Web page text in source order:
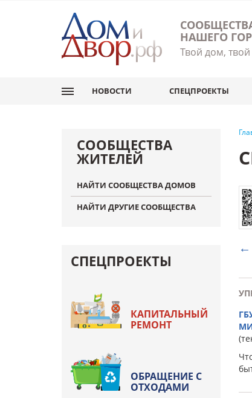
НАШЕГО
Твой дом,
НОВОСТИ СПЕЦПРОЕКТЫ
СООБЩЕСТВА
ЖИТЕЛЕЙ
НАЙТИ СООБЩЕСТВА ДОМОВ
НАЙТИ ДРУГИЕ СООБЩЕСТВА
СПЕЦПРОЕКТЫ
КАПИТАЛЬНЫЙ
РЕМОНТ
ОБРАЩЕНИЕ С
ОТХОДАМИ